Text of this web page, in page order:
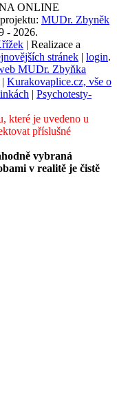
ONLINE
MUDr. Zbyněk
- 2026.
| Realizace a
stránek | login.
MUDr. Zbyňka
| Kurakovaplice.cz, vše o
| Psychotesty-
které je uvedeno u
příslušné
vybraná
v realitě je čistě